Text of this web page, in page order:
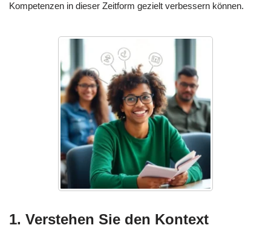
Kompetenzen in dieser Zeitform gezielt verbessern können.
1. Verstehen Sie den Kontext